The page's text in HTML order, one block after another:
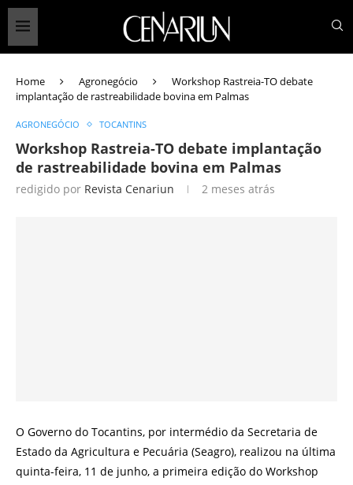
Home Agronegócio
Workshop Rastreia-TO debate
implantação de rastreabilidade bovina em Palmas
AGRONEGÓCIO TOCANTINS
Workshop Rastreia-TO debate implantação
de rastreabilidade bovina em Palmas
redigido por Revista Cenariun 2 meses atrás
O Governo do Tocantins, por intermédio da Secretaria de
Estado da Agricultura e Pecuária (Seagro), realizou na última
quinta-feira, 11 de junho, a primeira edição do Workshop